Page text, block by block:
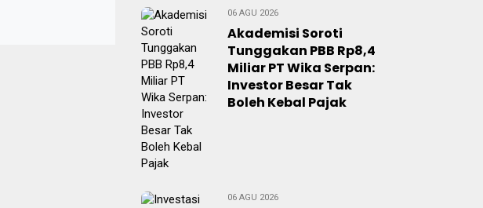
06 AGU 2026
Akademisi Soroti
Tunggakan PBB Rp8,4
Miliar PT Wika Serpan:
Investor Besar Tak
Boleh Kebal Pajak
06 AGU 2026